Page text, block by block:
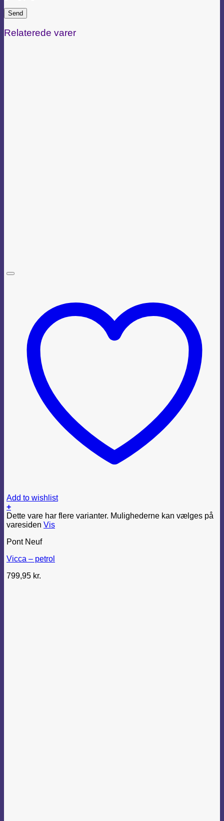
Relaterede varer
Add to wishlist
+
Dette vare har flere varianter. Mulighederne kan vælges på
varesiden Vis
Pont Neuf
Vicca – petrol
799,95 kr.